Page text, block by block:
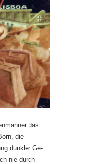
das
die
dunkler Ge­
nie durch